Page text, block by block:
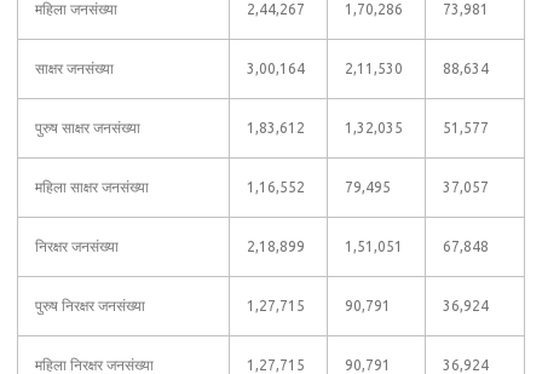
महिला जनसंख्या 2,44,267 1,70,286 73,981
साक्षर जनसंख्या 3,00,164 2,11,530 88,634
पुरुष साक्षर जनसंख्या 1,83,612 1,32,035 51,577
महिला साक्षर जनसंख्या 1,16,552 79,495 37,057
निरक्षर जनसंख्या 2,18,899 1,51,051 67,848
पुरुष निरक्षर जनसंख्या 1,27,715 90,791 36,924
महिला निरक्षर जनसंख्या 1,27,715 90,791 36,924